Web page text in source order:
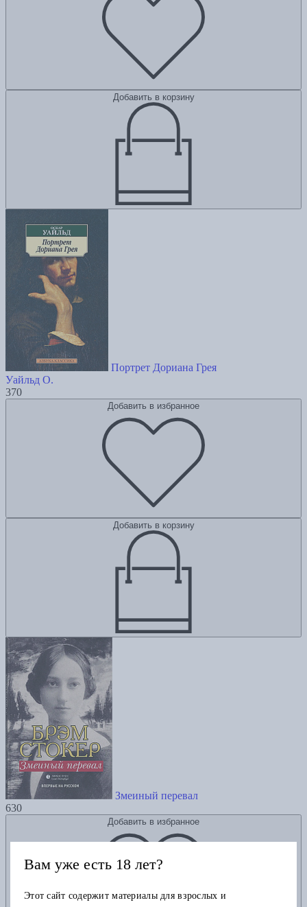
Добавить в корзину
Портрет Дориана Грея
Уайльд О.
370
Добавить в избранное
Добавить в корзину
Змеиный перевал
630
Добавить в избранное
Вам уже есть 18 лет?
Этот сайт содержит материалы для взрослых и